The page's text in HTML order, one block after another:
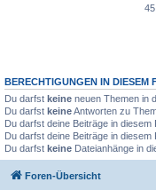
BERECHTIGUNGEN IN DIESEM
Du darfst keine neuen Themen in
Du darfst keineAntworten zu
Du darfst deine Beiträge in diesem
Du darfst deine Beiträge in diesem
Du darfst keine Dateianhänge in
Foren-Übersicht